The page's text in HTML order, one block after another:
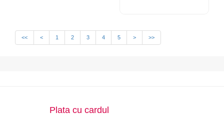
<< < 1 2 3 4 5 > >>
Plata cu cardul